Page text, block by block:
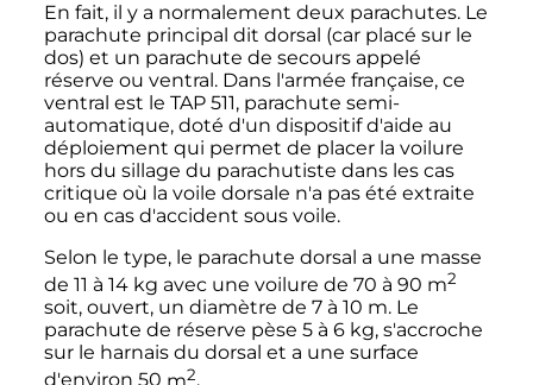
En fait, il y a normalement deux parachutes. Le
parachute principal dit dorsal (car placé sur le
dos) et un parachute de secours appelé
réserve ou ventral. Dans l'armée française, ce
ventral est le TAP 511, parachute semi-
automatique, doté d'un dispositif d'aide au
déploiement qui permet de placer la voilure
hors du sillage du parachutiste dans les cas
critique où la voile dorsale n'a pas été extraite
ou en cas d'accident sous voile.
Selon le type, le parachute dorsal a une masse
de 11 à 14 kg avec une voilure de 70 à 90 m2
soit, ouvert, un diamètre de 7 à 10 m. Le
parachute de réserve pèse 5 à 6 kg, s'accroche
sur le harnais du dorsal et a une surface
d'environ 50 m2.